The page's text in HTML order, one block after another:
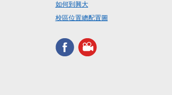
如何到興大
校區位置總配置圖